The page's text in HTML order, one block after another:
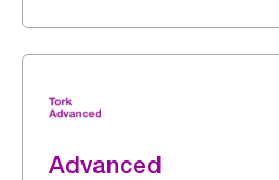
Advanced